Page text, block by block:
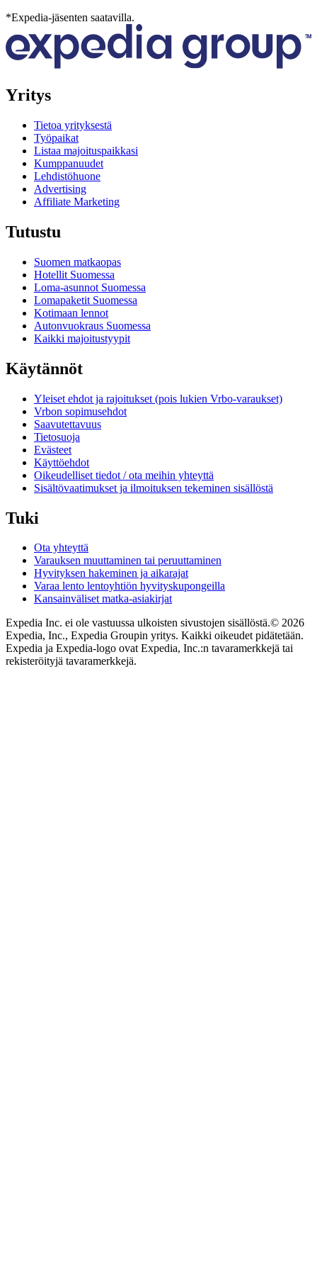
*Expedia-jäsenten saatavilla.
Yritys
Tietoa yrityksestä
Työpaikat
Listaa majoituspaikkasi
Kumppanuudet
Lehdistöhuone
Advertising
Affiliate Marketing
Tutustu
Suomen matkaopas
Hotellit Suomessa
Loma-asunnot Suomessa
Lomapaketit Suomessa
Kotimaan lennot
Autonvuokraus Suomessa
Kaikki majoitustyypit
Käytännöt
Yleiset ehdot ja rajoitukset (pois lukien Vrbo-varaukset)
Vrbon sopimusehdot
Saavutettavuus
Tietosuoja
Evästeet
Käyttöehdot
Oikeudelliset tiedot / ota meihin yhteyttä
Sisältövaatimukset ja ilmoituksen tekeminen sisällöstä
Tuki
Ota yhteyttä
Varauksen muuttaminen tai peruuttaminen
Hyvityksen hakeminen ja aikarajat
Varaa lento lentoyhtiön hyvityskupongeilla
Kansainväliset matka-asiakirjat
Expedia Inc. ei ole vastuussa ulkoisten sivustojen sisällöstä.© 2026
Expedia, Inc., Expedia Groupin yritys. Kaikki oikeudet pidätetään.
Expedia ja Expedia-logo ovat Expedia, Inc.:n tavaramerkkejä tai
rekisteröityjä tavaramerkkejä.